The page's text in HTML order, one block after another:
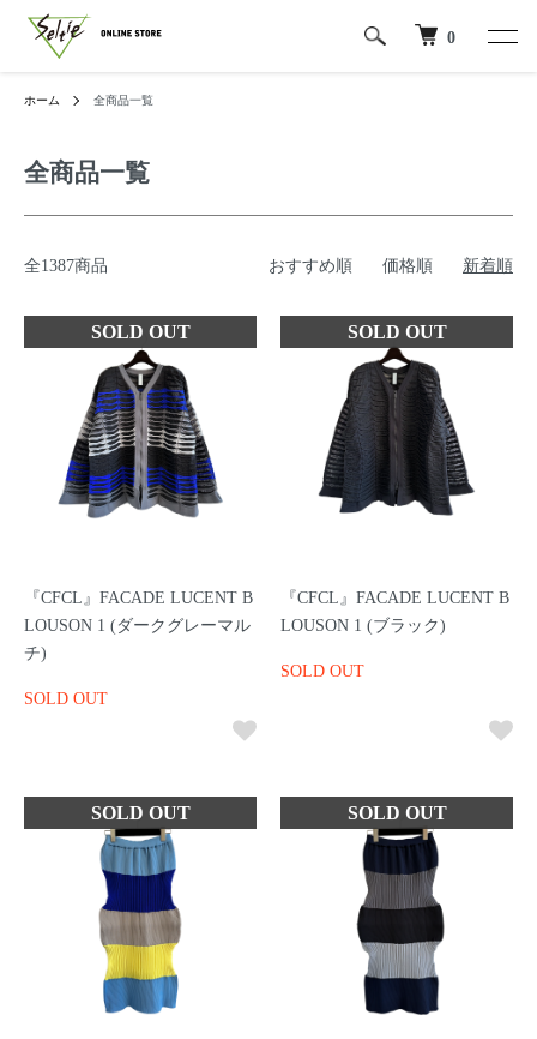
0
ホーム 全商品一覧
全商品一覧
全1387商品 おすすめ順 価格順 新着順
『CFCL』FACADE LUCENT B
LOUSON 1 (ダークグレーマル
チ)
SOLD OUT
『CFCL』FACADE LUCENT B
LOUSON 1 (ブラック)
SOLD OUT